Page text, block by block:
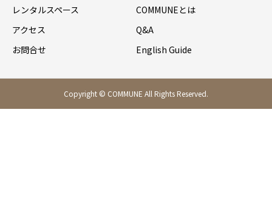
レンタルスペース
COMMUNEとは
アクセス
Q&A
お問合せ
English Guide
Copyright © COMMUNE All Rights Reserved.